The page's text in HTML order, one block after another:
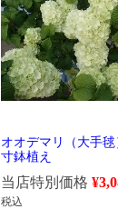
オオデマリ（大手
寸鉢植え
当店特別価格 ¥
税込